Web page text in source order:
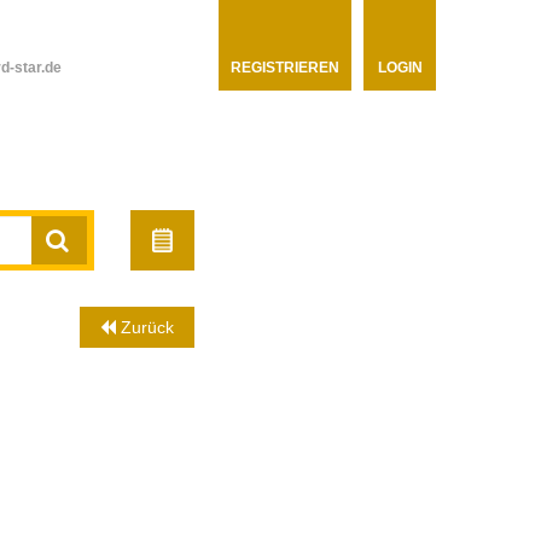
star.de REGISTRIEREN LOGIN
Zurück